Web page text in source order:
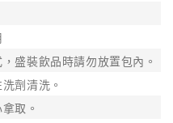
盛裝飲品時請勿放置包內。
劑清洗。
取。